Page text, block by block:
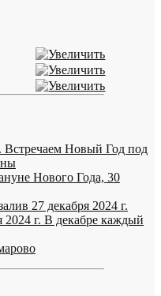
Встречаем Новый Год под
Нового Года, 30
27 декабря 2024 г.
2024 г. В декабре каждый